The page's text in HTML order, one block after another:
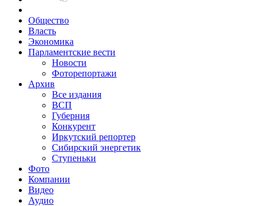
Общество
Власть
Экономика
Парламентские вести
Новости
Фоторепортажи
Архив
Все издания
ВСП
Губерния
Конкурент
Иркутский репортер
Сибирский энергетик
Ступеньки
Фото
Компании
Видео
Аудио